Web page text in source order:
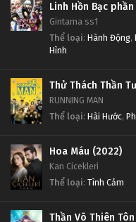
Linh Hồn Bạc
Gintama ss1
Thể loại: Hành Động,
Hình
Thử Thách Thần
RUNNING MAN
Thể loại: Hài Hước,
Hoa Máu (2022)
Kan Cicekleri
Thể loại: Tình Cảm
Thần Võ Thiên